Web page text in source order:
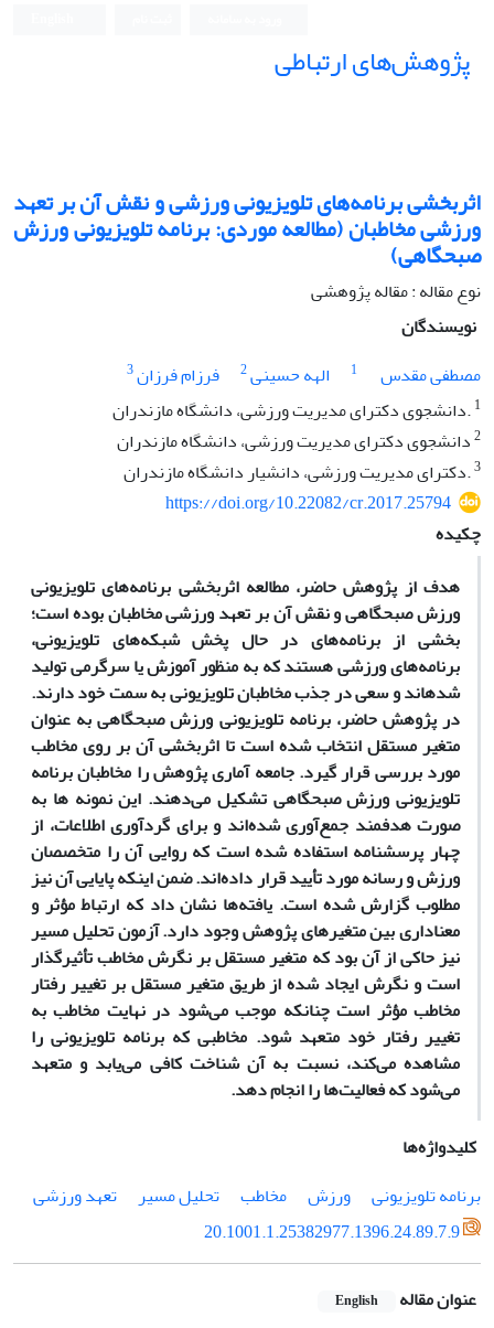
پژوهش‌های ارتباطی
اثربخشی برنامه‌های تلویزیونی ورزشی و نقش آن بر تعهد
ورزشی مخاطبان (مطالعه موردی: برنامه تلویزیونی ورزش
صبحگاهی)
نوع مقاله : مقاله پژوهشی
نویسندگان
مصطفی مقدس
1 الهه حسینی2 فرزام فرزان3
1.دانشجوی دکترای مدیریت ورزشی، دانشگاه مازندران
2دانشجوی دکترای مدیریت ورزشی، دانشگاه مازندران
3.دکترای مدیریت ورزشی، دانشیار دانشگاه مازندران
https://doi.org/10.22082/cr.2017.25794
چکیده
هدف از پژوهش حاضر، مطالعه اثربخشی برنامه‌های تلویزیونی
ورزش صبحگاهی و نقش آن بر تعهد ورزشی مخاطبان بوده است؛
بخشی از برنامه‌های در حال پخش شبکه‌های تلویزیونی،
برنامه‌های ورزشی هستند که به منظور آموزش یا سرگرمی تولید
شده­اند و سعی در جذب مخاطبان تلویزیونی به سمت خود دارند.
در پژوهش حاضر، برنامه تلویزیونی ورزش صبحگاهی به عنوان
متغیر مستقل انتخاب شده است تا اثربخشی آن بر روی مخاطب
مورد بررسی قرار گیرد. جامعه آماری پژوهش را مخاطبان برنامه
تلویزیونی ورزش صبحگاهی تشکیل می‌‌دهند. این نمونه ­ها به
صورت هدفمند جمع‌آوری ‌شده‌اند و برای گردآوریاطلاعات، از
چهار پرسشنامه استفاده شده است که روایی آن را متخصصان
ورزش و رسانه مورد تأیید قرار داده‌اند. ضمن اینکه پایایی آن نیز
مطلوب گزارش شده است. یافته‌ها نشان داد که ارتباط مؤثر و
معناداری بین متغیرهای پژوهش وجود دارد. آزمون تحلیل مسیر
نیز حاکی از آن بود که متغیر مستقل بر نگرش مخاطب تأثیرگذار
است و نگرش ایجاد شده از طریق متغیر مستقل بر تغییر رفتار
مخاطب مؤثر است چنانکه موجب می‌شود در نهایت مخاطب به
تغییر رفتار خود متعهد شود. مخاطبی که برنامه تلویزیونی را
مشاهده می‌کند، نسبت به آن شناخت کافی می‌یابد و متعهد
می‌شود که فعالیت‌ها را انجام دهد.
کلیدواژه‌ها
برنامه تلویزیونی
ورزش مخاطب تحلیل مسیر
تعهد ورزشی
20.1001.1.25382977.1396.24.89.7.9
عنوان مقاله English